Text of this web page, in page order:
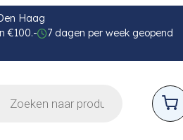
Haag
€100.-
7 dagen per week geopend